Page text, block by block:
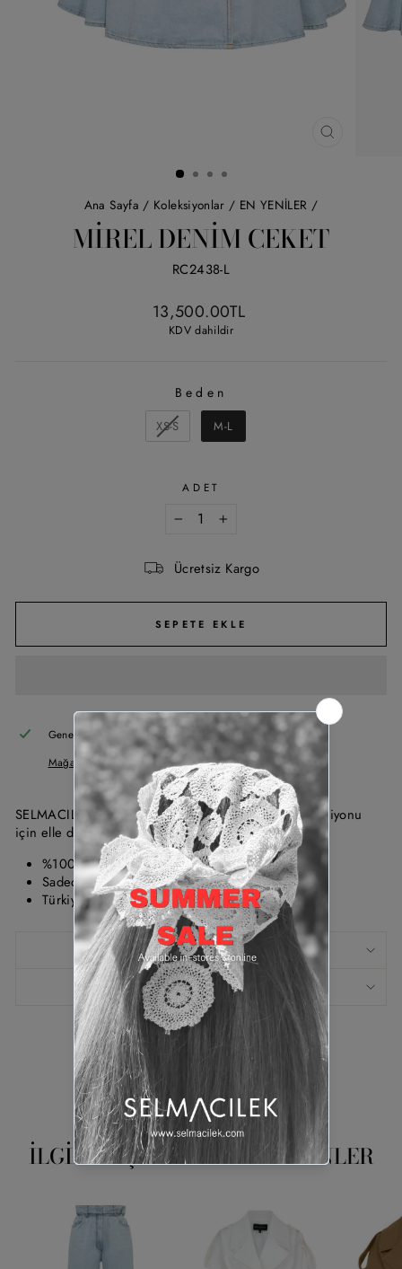
Ana Sayfa / Koleksiyonlar / EN YENİLER /
MIREL DENIM CEKET
RC2438-L
Liste
fiyatı
13,500.00TL
KDV dahildir
Beden
XS-S M-L
ADET
+
Ücretsiz Kargo
SEPETE EKLE
Genelde +5 gün içinde hazır olur
Mağaza bilgisi görüntüle
SELMACILEK Denim Crop Kısa Ceket Spring26 koleksiyonu
için elle dikilmiştir.
%100 Pamuk
Sadece kuru temizleme.
Türkiye de üretilmiştir.
ÖLÇÜ TABLOSU
KUMAŞ BILGISI
Pinle
Pinterest'te
İLGINIZI ÇEKEBİLECEK ÜRÜNLER